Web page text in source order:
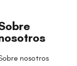
nosotros